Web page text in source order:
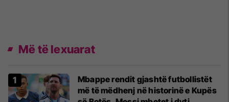
Më të lexuarat
Mbappe rendit gjashtë futbollistët
më të mëdhenj në historinë e Kupës